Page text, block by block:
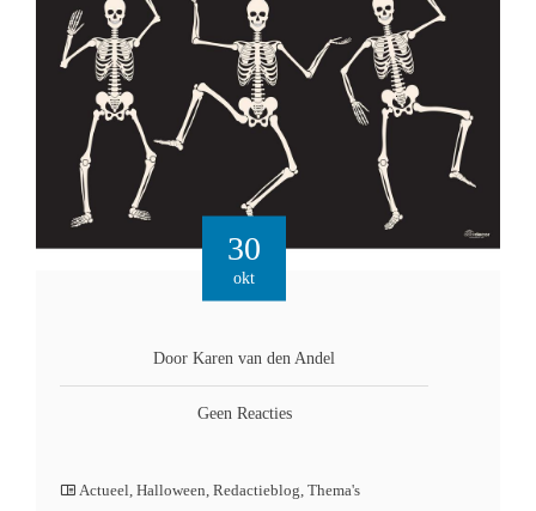
30
okt
Door Karen van den Andel
Geen Reacties
Actueel Halloween Redactieblog Thema's